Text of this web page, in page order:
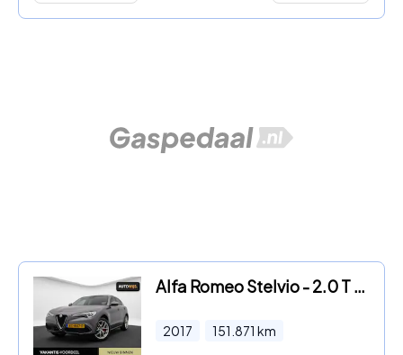
Alfa Romeo Stelvio - 2.0 T AWD First Edition|280PK|PANO|CAMERA|LEDER|NL-AUTO|GOED
2017 151.871 km